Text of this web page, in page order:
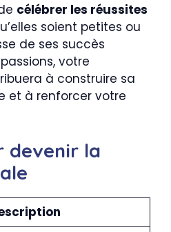
célébrer les réussites
soient petites ou
de ses succès
votre
à construire sa
et à renforcer votre
devenir la